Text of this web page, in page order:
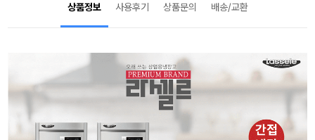
상품정보 사용후기 상품문의 배송/교환